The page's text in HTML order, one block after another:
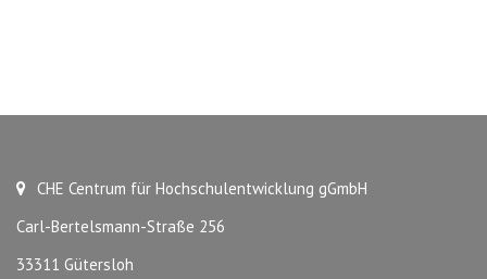
CHE Centrum für Hochschulentwicklung gGmbH
Carl-Bertelsmann-Straße 256
33311 Gütersloh